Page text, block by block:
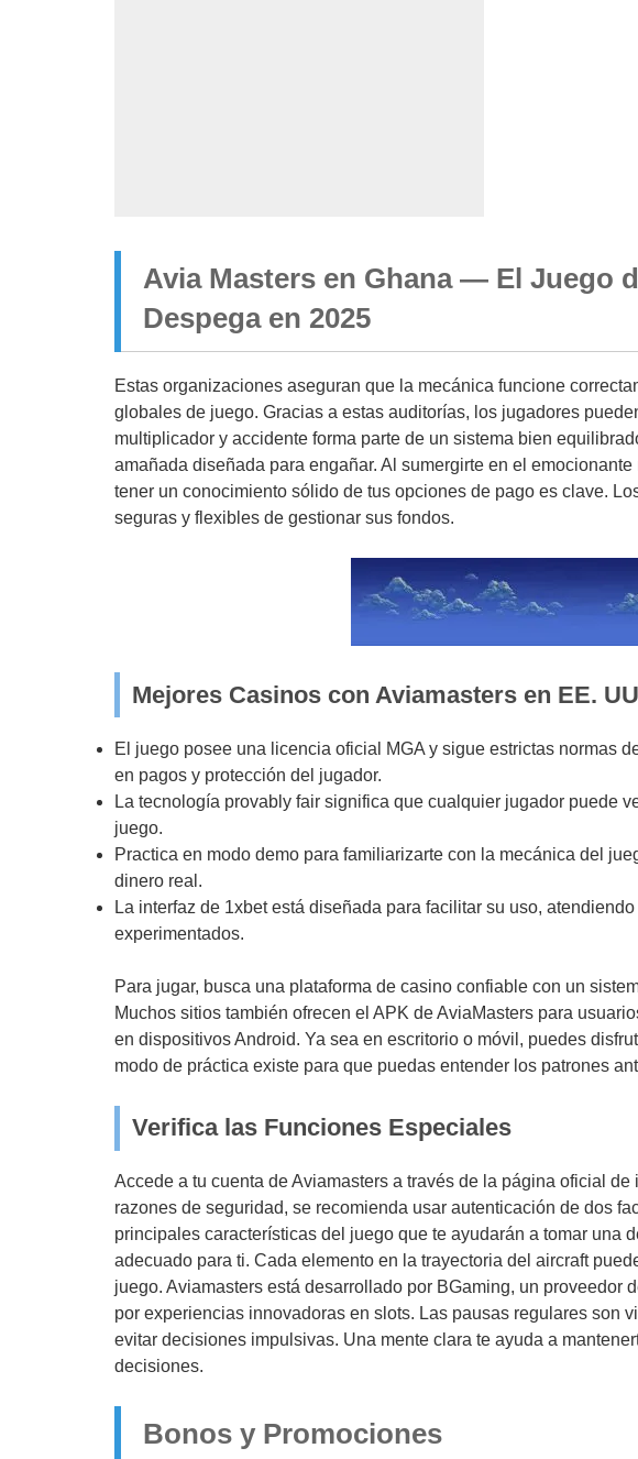
Avia Masters en Ghana — El Juego
Despega en 2025
Estas organizaciones aseguran que la mecánica funcione
globales de juego. Gracias a estas auditorías, los jugadores
multiplicador y accidente forma parte de un sistema bien
amañada diseñada para engañar. Al sumergirte en el
tener un conocimiento sólido de tus opciones de pago es clave.
seguras y flexibles de gestionar sus fondos.
Mejores Casinos con Aviamasters en EE.
El juego posee una licencia oficial MGA y sigue estrictas normas
en pagos y protección del jugador.
La tecnología provably fair significa que cualquier jugador puede
juego.
Practica en modo demo para familiarizarte con la mecánica del
dinero real.
La interfaz de 1xbet está diseñada para facilitar su uso,
experimentados.
Para jugar, busca una plataforma de casino confiable con un
Muchos sitios también ofrecen el APK de AviaMasters para
en dispositivos Android. Ya sea en escritorio o móvil, puedes
modo de práctica existe para que puedas entender los patrones
Verifica las Funciones Especiales
Accede a tu cuenta de Aviamasters a través de la página oficial
razones de seguridad, se recomienda usar autenticación de dos
principales características del juego que te ayudarán a tomar una
adecuado para ti. Cada elemento en la trayectoria del aircraft
juego. Aviamasters está desarrollado por BGaming, un proveedor
por experiencias innovadoras en slots. Las pausas regulares son
evitar decisiones impulsivas. Una mente clara te ayuda a
decisiones.
Bonos y Promociones